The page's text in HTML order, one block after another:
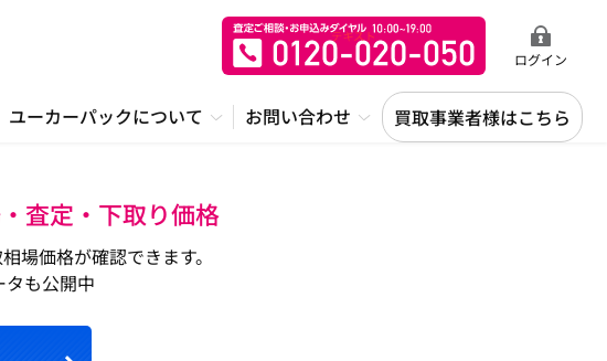
ログイン
ユーカーパックについて お問い合わせ 買取事業者様はこちら
査定・下取り価格
場価格が確認できます。
も公開中